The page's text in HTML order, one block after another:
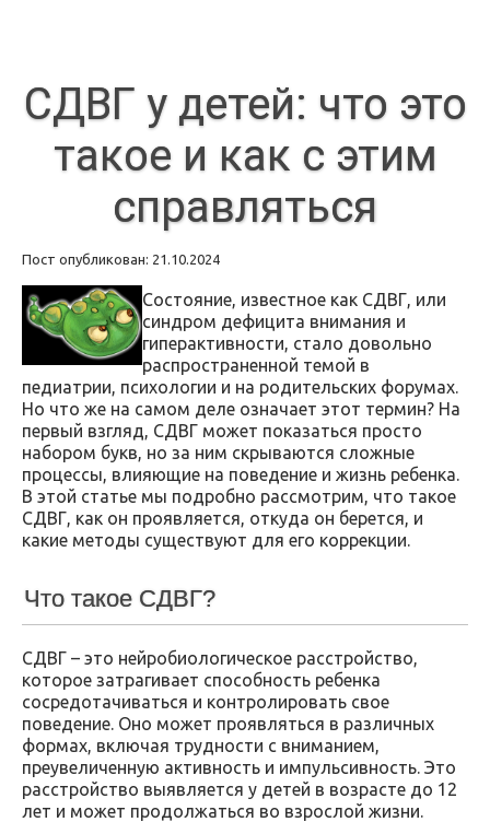
СДВГ у детей: что это
такое и как с этим
справляться
Пост опубликован: 21.10.2024
Состояние, известное как СДВГ, или
синдром дефицита внимания и
гиперактивности, стало довольно
распространенной темой в
педиатрии, психологии и на родительских форумах.
Но что же на самом деле означает этот термин? На
первый взгляд, СДВГ может показаться просто
набором букв, но за ним скрываются сложные
процессы, влияющие на поведение и жизнь ребенка.
В этой статье мы подробно рассмотрим, что такое
СДВГ, как он проявляется, откуда он берется, и
какие методы существуют для его коррекции.
Что такое СДВГ?
СДВГ – это нейробиологическое расстройство,
которое затрагивает способность ребенка
сосредотачиваться и контролировать свое
поведение. Оно может проявляться в различных
формах, включая трудности с вниманием,
преувеличенную активность и импульсивность. Это
расстройство выявляется у детей в возрасте до 12
лет и может продолжаться во взрослой жизни.